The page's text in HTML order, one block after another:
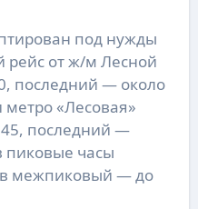
под нужды
рейс от ж/м Лесной
последний — около
«Лесовая»
последний —
пиковые часы
в межпиковый — до